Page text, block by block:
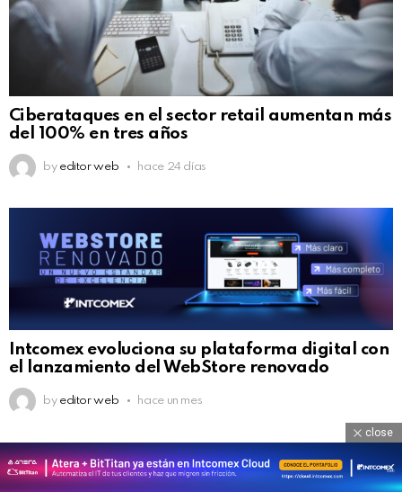
Ciberataques en el sector retail aumentan más
del 100% en tres años
by editor web hace 24 días
Intcomex evoluciona su plataforma digital con
el lanzamiento del WebStore renovado
by editor web hace un mes
OUR PICKS
close